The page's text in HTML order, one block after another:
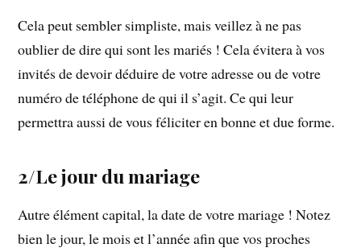
Cela peut sembler simpliste, mais veillez à ne pas
oublier de dire qui sont les mariés ! Cela évitera à vos
invités de devoir déduire de votre adresse ou de votre
numéro de téléphone de qui il s’agit. Ce qui leur
permettra aussi de vous féliciter en bonne et due forme.
2/Le jour du mariage
Autre élément capital, la date de votre mariage ! Notez
bien le jour, le mois et l’année afin que vos proches